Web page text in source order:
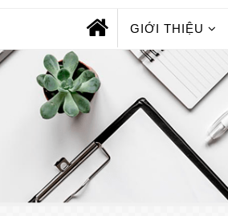
GIỚI THIỆU